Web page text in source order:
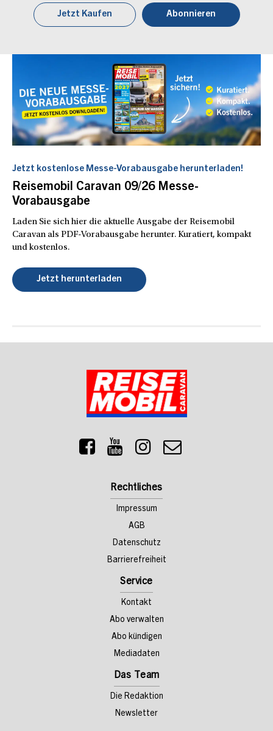
Jetzt Kaufen Abonnieren
Jetzt kostenlose Messe-Vorabausgabe herunterladen!
Reisemobil Caravan 09/26 Messe-
Vorabausgabe
Laden Sie sich hier die aktuelle Ausgabe der Reisemobil
Caravan als PDF-Vorabausgabe herunter. Kuratiert, kompakt
und kostenlos.
Jetzt herunterladen
Rechtliches
Impressum
AGB
Datenschutz
Barrierefreiheit
Service
Kontakt
Abo verwalten
Abo kündigen
Mediadaten
Das Team
Die Redaktion
Newsletter